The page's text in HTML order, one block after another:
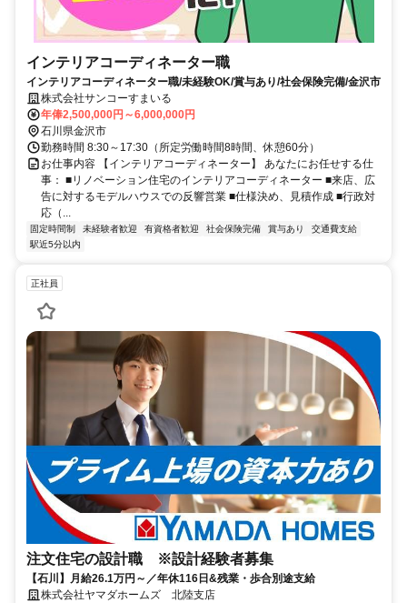
インテリアコーディネーター職
インテリアコーディネーター職/未経験OK/賞与あり/社会保険完備/金沢市
株式会社サンコーすまいる
年俸2,500,000円～6,000,000円
石川県金沢市
勤務時間 8:30～17:30（所定労働時間8時間、休憩60分）
お仕事内容 【インテリアコーディネーター】 あなたにお任せする仕
事： ■リノベーション住宅のインテリアコーディネーター ■来店、広
告に対するモデルハウスでの反響営業 ■仕様決め、見積作成 ■行政対
応（...
固定時間制 未経験者歓迎 有資格者歓迎 社会保険完備 賞与あり
交通費支給
駅近5分以内
正社員
注文住宅の設計職 ※設計経験者募集
【石川】月給26.1万円～／年休116日&残業・歩合別途支給
株式会社ヤマダホームズ 北陸支店